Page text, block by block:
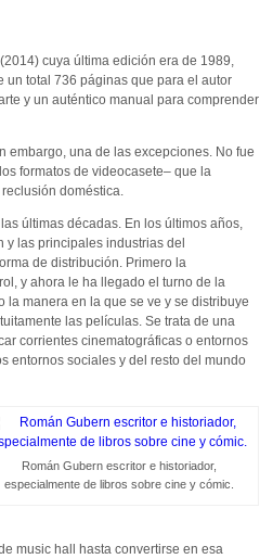
(2014) cuya última edición era de 1989,
un total 736 páginas que para el autor
y un auténtico manual para comprender
embargo, una de las excepciones. No fue
formatos de videocasete– que la
doméstica.
últimas décadas. En los últimos años,
y las principales industrias del
de distribución. Primero la
y ahora le ha llegado el turno de la
manera en la que se ve y se distribuye
las películas. Se trata de una
corrientes cinematográficas o entornos
entornos sociales y del resto del mundo
Román Gubern escritor e historiador,
especialmente de libros sobre cine y cómic.
music hall hasta convertirse en esa